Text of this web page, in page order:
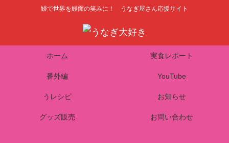
鰻で世界を鰻面の笑みに！ うなぎ屋さん応援サイト
ホーム 実食レポート
番外編 YouTube
うレシピ お知らせ
グッズ販売 お問い合わせ